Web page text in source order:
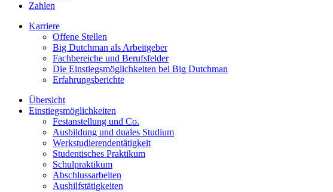
Zahlen
Karriere
Offene Stellen
Big Dutchman als Arbeitgeber
Fachbereiche und Berufsfelder
Die Einstiegsmöglichkeiten bei Big Dutchman
Erfahrungsberichte
Übersicht
Einstiegsmöglichkeiten
Festanstellung und Co.
Ausbildung und duales Studium
Werkstudierendentätigkeit
Studentisches Praktikum
Schulpraktikum
Abschlussarbeiten
Aushilfstätigkeiten